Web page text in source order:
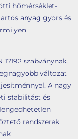
hőmérséklet-
anyag gyors és
szabványnak,
változat
A nagy
stabilitást és
rendszerek